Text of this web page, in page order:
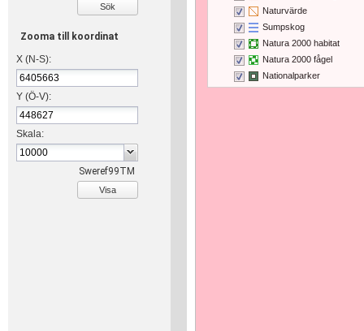
Sök
Zooma till koordinat
X (N-S):
Y (Ö-V):
Skala:
Sweref99TM
Visa
Naturvärde
Sumpskog
Natura 2000 habitat
Natura 2000 fågel
Nationalparker